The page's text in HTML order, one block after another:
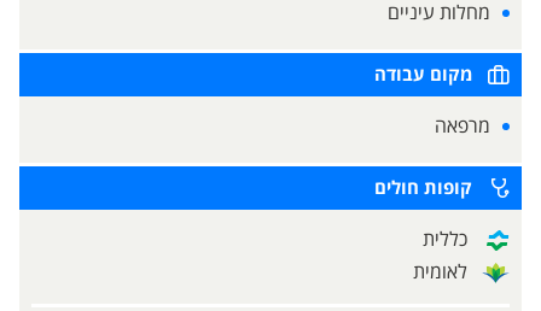
מחלות עיניים
מקום עבודה
מרפאה
קופות חולים
כללית
לאומית